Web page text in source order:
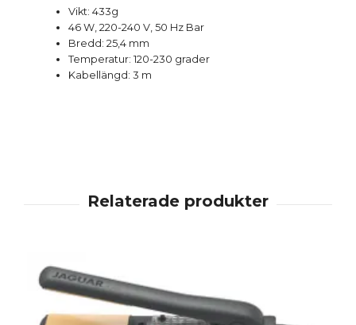
Vikt: 433g
46 W, 220-240 V, 50 Hz Bar
Bredd: 25,4 mm
Temperatur: 120-230 grader
Kabellängd: 3 m